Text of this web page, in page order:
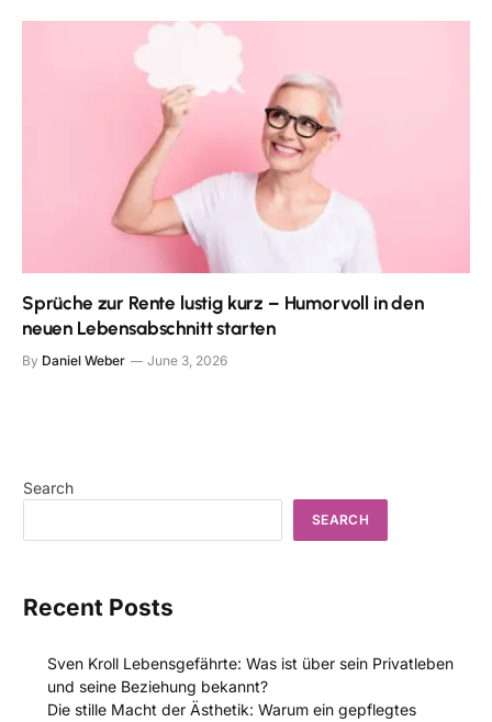
Sprüche zur Rente lustig kurz – Humorvoll in den
neuen Lebensabschnitt starten
By Daniel Weber June 3, 2026
Search
SEARCH
Recent Posts
Sven Kroll Lebensgefährte: Was ist über sein Privatleben
und seine Beziehung bekannt?
Die stille Macht der Ästhetik: Warum ein gepflegtes